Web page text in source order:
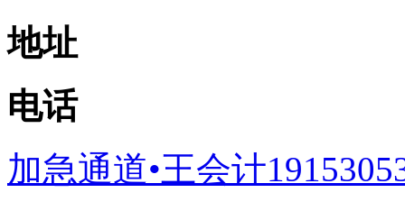
地址
电话
加急通道•王会计